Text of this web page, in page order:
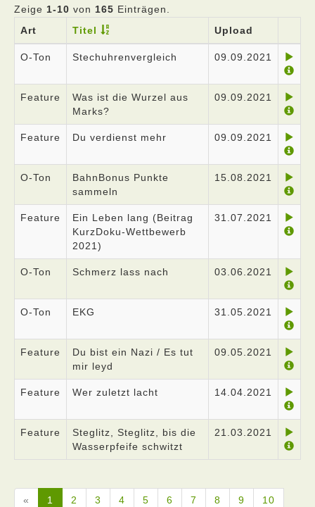
Zeige 1-10 von 165 Einträgen.
Art
Titel Upload
O-Ton Stechuhrenvergleich 09.09.2021
Feature
Was ist die Wurzel aus
Marks?
09.09.2021
Feature Du verdienst mehr 09.09.2021
O-Ton
BahnBonus Punkte
sammeln
15.08.2021
Feature
Ein Leben lang (Beitrag
KurzDoku-Wettbewerb
2021)
31.07.2021
O-Ton Schmerz lass nach 03.06.2021
O-Ton EKG 31.05.2021
Feature
Du bist ein Nazi / Es tut
mir leyd
09.05.2021
Feature Wer zuletzt lacht 14.04.2021
Feature
Steglitz, Steglitz, bis die
Wasserpfeife schwitzt
21.03.2021
« 1 2 3 4 5 6 7 8 9 10